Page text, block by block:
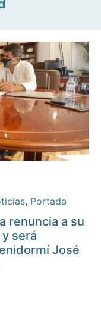
, Portada
renuncia a su
será
José